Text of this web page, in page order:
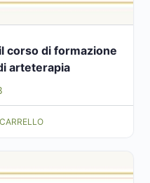
corso di formazione
arteterapia